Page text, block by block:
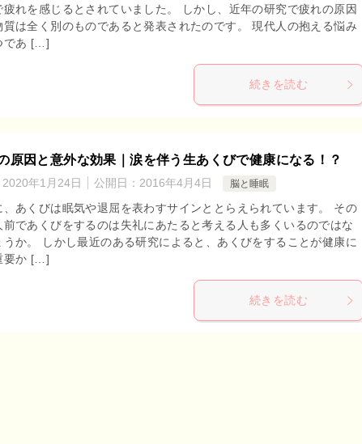
疲れを感じるとされていました。 しかし、近年の研究で疲れの原因
質は全く別のものであると発表されたのです。 現代人の抱える悩み
であ […]
続きを読む
原因と意外な効果｜涙を伴う生あくびで健康になる！？
2020年1月24日 公開日： 2016年4月4日 脳と睡眠
、あくびは眠気や退屈を表わすサインととらえられています。 その
前であくびをするのは失礼にあたると考える人も多くいるのではな
うか。 しかし最近のある研究によると、あくびをすることが健康に
要か […]
続きを読む